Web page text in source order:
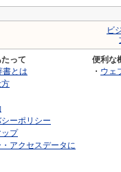
ビ
って
書とは
方
ーポリシー
プ
アクセスデータに
便利な
・ ウェ